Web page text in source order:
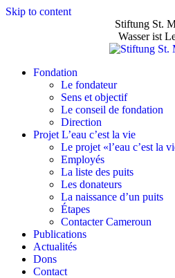
Skip to content
Stiftung St.
Wasser ist
Fondation
Le fondateur
Sens et objectif
Le conseil de fondation
Direction
Projet L’eau c’est la vie
Le projet «l’eau c’est la
Employés
La liste des puits
Les donateurs
La naissance d’un puits
Étapes
Contacter Cameroun
Publications
Actualités
Dons
Contact